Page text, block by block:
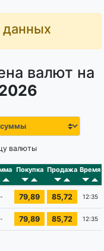
данных
валют на
валюты
Покупка Продажа Время
- 79,89 85,72 12:35
- 79,89 85,72 12:35